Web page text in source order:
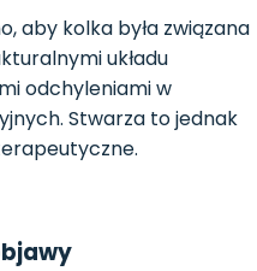
aby kolka była związana
układu
odchyleniami w
Stwarza to jednak